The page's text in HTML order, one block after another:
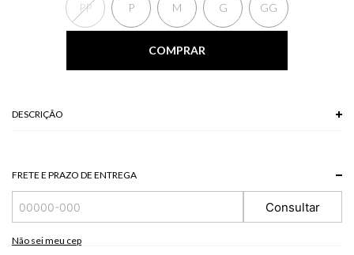
PP P M G GG
COMPRAR
DESCRIÇÃO
FRETE E PRAZO DE ENTREGA
Consultar
Não sei meu cep